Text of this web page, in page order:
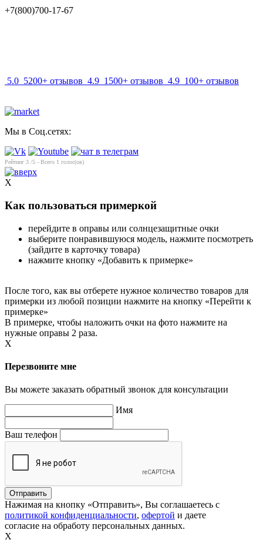
+7(800)700-17-67
5.0 5200+ отзывов 4.9 1500+ отзывов 4.9 100+ отзывов
Мы в Соц.сетях:
Рейтинг 3 /5 - Всего 1 голос(ов)
X
Как пользоваться примеркой
перейдите в оправы или солнцезащитные очки
выберите понравившуюся модель, нажмите посмотреть
(зайдите в карточку товара)
нажмите кнопку «Добавить к примерке»
После того, как вы отберете нужное количество товаров для
примерки из любой позиции нажмите на кнопку «Перейти к
примерке»
В примерке, чтобы наложить очки на фото нажмите на
нужные оправы 2 раза.
X
Перезвоните мне
Вы можете заказать обратный звонок для консультации
Имя
Ваш телефон
Нажимая на кнопку «Отправить», Вы соглашаетесь с
политикой конфиденциальности, офертой и даете
согласие на обработу персональных данных.
X